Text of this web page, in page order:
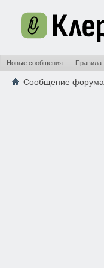
Новые сообщения Правила
Сообщение форума